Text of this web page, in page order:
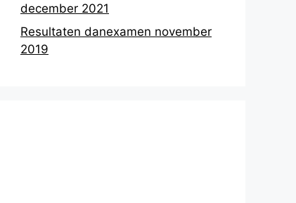
december 2021
Resultaten danexamen november
2019